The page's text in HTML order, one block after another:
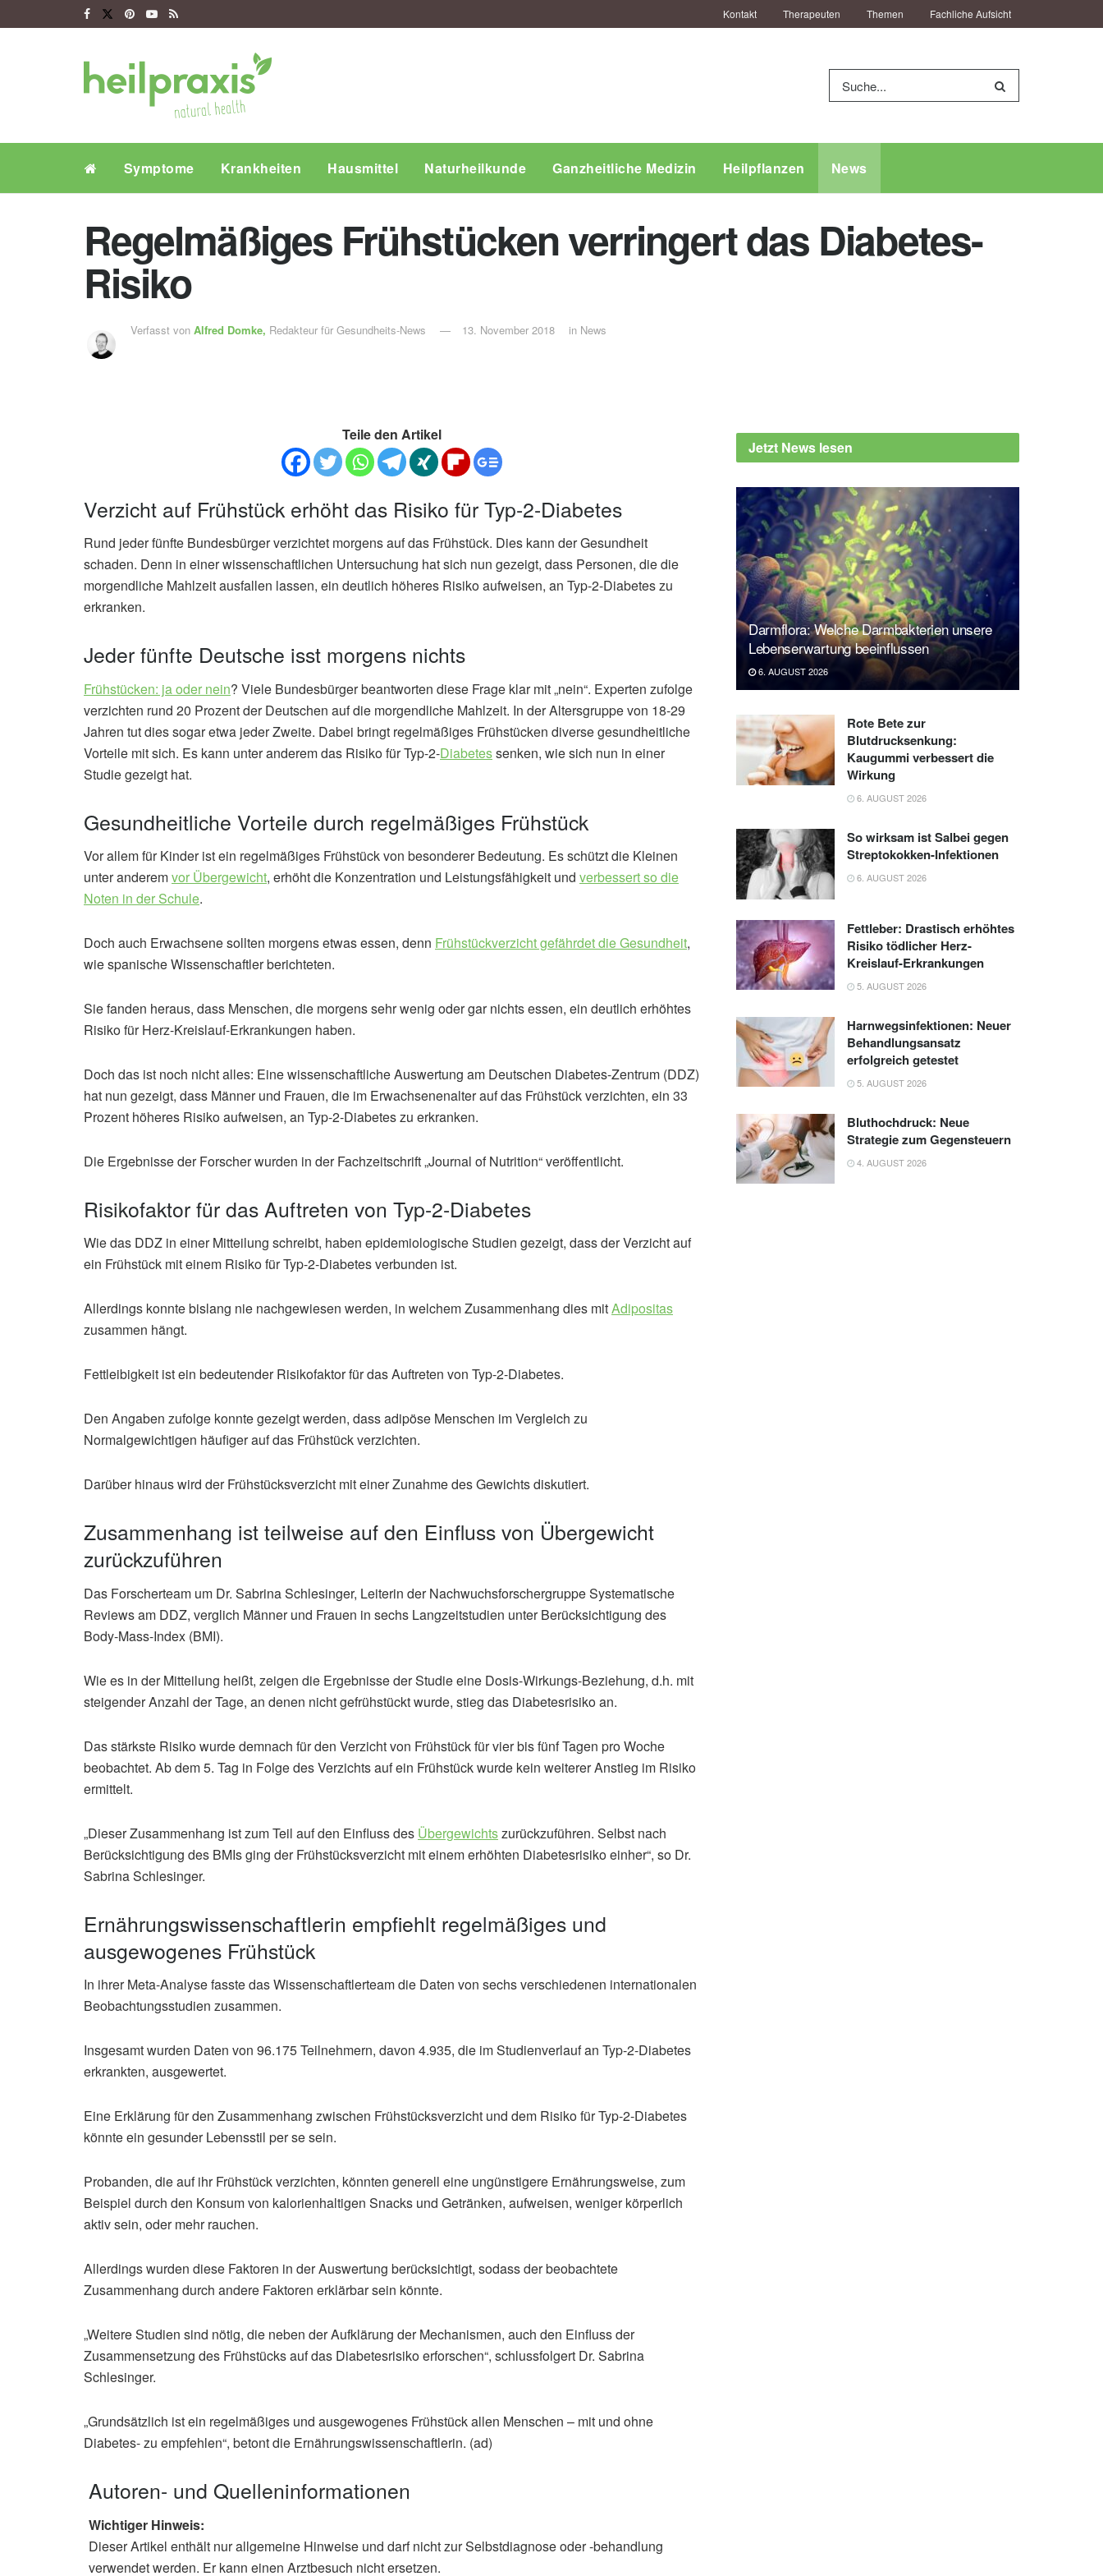
Kontakt Therapeuten Themen Fachliche Aufsicht
Symptome Krankheiten Hausmittel Naturheilkunde Ganzheitliche Medizin Heilpflanzen News
Regelmäßiges Frühstücken verringert das Diabetes-
Risiko
Verfasst von Alfred Domke, Redakteur für Gesundheits-News 13. November 2018 in News
Teile den Artikel
Verzicht auf Frühstück erhöht das Risiko für Typ-2-Diabetes
Rund jeder fünfte Bundesbürger verzichtet morgens auf das Frühstück. Dies kann der Gesundheit
schaden. Denn in einer wissenschaftlichen Untersuchung hat sich nun gezeigt, dass Personen, die die
morgendliche Mahlzeit ausfallen lassen, ein deutlich höheres Risiko aufweisen, an Typ-2-Diabetes zu
erkranken.
Jeder fünfte Deutsche isst morgens nichts
Frühstücken: ja oder nein? Viele Bundesbürger beantworten diese Frage klar mit „nein“. Experten zufolge
verzichten rund 20 Prozent der Deutschen auf die morgendliche Mahlzeit. In der Altersgruppe von 18-29
Jahren tut dies sogar etwa jeder Zweite. Dabei bringt regelmäßiges Frühstücken diverse gesundheitliche
Vorteile mit sich. Es kann unter anderem das Risiko für Typ-2-Diabetessenken, wie sich nun in einer
Studie gezeigt hat.
Gesundheitliche Vorteile durch regelmäßiges Frühstück
Vor allem für Kinder ist ein regelmäßiges Frühstück von besonderer Bedeutung. Es schützt die Kleinen
unter anderemvor Übergewicht, erhöht die Konzentration und Leistungsfähigkeit und verbessert so die
Noten in der Schule.
Doch auch Erwachsene sollten morgens etwas essen, denn Frühstückverzicht gefährdet die Gesundheit,
wie spanische Wissenschaftler berichteten.
Sie fanden heraus, dass Menschen, die morgens sehr wenig oder gar nichts essen, ein deutlich erhöhtes
Risiko für Herz-Kreislauf-Erkrankungen haben.
Doch das ist noch nicht alles: Eine wissenschaftliche Auswertung am Deutschen Diabetes-Zentrum (DDZ)
hat nun gezeigt, dass Männer und Frauen, die im Erwachsenenalter auf das Frühstück verzichten, ein 33
Prozent höheres Risiko aufweisen, an Typ-2-Diabetes zu erkranken.
Die Ergebnisse der Forscher wurden in der Fachzeitschrift „Journal of Nutrition“ veröffentlicht.
Risikofaktor für das Auftreten von Typ-2-Diabetes
Wie das DDZ in einer Mitteilung schreibt, haben epidemiologische Studien gezeigt, dass der Verzicht auf
ein Frühstück mit einem Risiko für Typ-2-Diabetes verbunden ist.
Allerdings konnte bislang nie nachgewiesen werden, in welchem Zusammenhang dies mitAdipositas
zusammen hängt.
Fettleibigkeit ist ein bedeutender Risikofaktor für das Auftreten von Typ-2-Diabetes.
Den Angaben zufolge konnte gezeigt werden, dass adipöse Menschen im Vergleich zu
Normalgewichtigen häufiger auf das Frühstück verzichten.
Darüber hinaus wird der Frühstücksverzicht mit einer Zunahme des Gewichts diskutiert.
Zusammenhang ist teilweise auf den Einfluss von Übergewicht
zurückzuführen
Das Forscherteam um Dr. Sabrina Schlesinger, Leiterin der Nachwuchsforschergruppe Systematische
Reviews am DDZ, verglich Männer und Frauen in sechs Langzeitstudien unter Berücksichtigung des
Body-Mass-Index (BMI).
Wie es in der Mitteilung heißt, zeigen die Ergebnisse der Studie eine Dosis-Wirkungs-Beziehung, d.h. mit
steigender Anzahl der Tage, an denen nicht gefrühstückt wurde, stieg das Diabetesrisiko an.
Das stärkste Risiko wurde demnach für den Verzicht von Frühstück für vier bis fünf Tagen pro Woche
beobachtet. Ab dem 5. Tag in Folge des Verzichts auf ein Frühstück wurde kein weiterer Anstieg im Risiko
ermittelt.
„Dieser Zusammenhang ist zum Teil auf den Einfluss des Übergewichtszurückzuführen. Selbst nach
Berücksichtigung des BMIs ging der Frühstücksverzicht mit einem erhöhten Diabetesrisiko einher“, so Dr.
Sabrina Schlesinger.
Ernährungswissenschaftlerin empfiehlt regelmäßiges und
ausgewogenes Frühstück
In ihrer Meta-Analyse fasste das Wissenschaftlerteam die Daten von sechs verschiedenen internationalen
Beobachtungsstudien zusammen.
Insgesamt wurden Daten von 96.175 Teilnehmern, davon 4.935, die im Studienverlauf an Typ-2-Diabetes
erkrankten, ausgewertet.
Eine Erklärung für den Zusammenhang zwischen Frühstücksverzicht und dem Risiko für Typ-2-Diabetes
könnte ein gesunder Lebensstil per se sein.
Probanden, die auf ihr Frühstück verzichten, könnten generell eine ungünstigere Ernährungsweise, zum
Beispiel durch den Konsum von kalorienhaltigen Snacks und Getränken, aufweisen, weniger körperlich
aktiv sein, oder mehr rauchen.
Allerdings wurden diese Faktoren in der Auswertung berücksichtigt, sodass der beobachtete
Zusammenhang durch andere Faktoren erklärbar sein könnte.
„Weitere Studien sind nötig, die neben der Aufklärung der Mechanismen, auch den Einfluss der
Zusammensetzung des Frühstücks auf das Diabetesrisiko erforschen“, schlussfolgert Dr. Sabrina
Schlesinger.
„Grundsätzlich ist ein regelmäßiges und ausgewogenes Frühstück allen Menschen – mit und ohne
Diabetes- zu empfehlen“, betont die Ernährungswissenschaftlerin. (ad)
Autoren- und Quelleninformationen
Wichtiger Hinweis:
Dieser Artikel enthält nur allgemeine Hinweise und darf nicht zur Selbstdiagnose oder -behandlung
verwendet werden. Er kann einen Arztbesuch nicht ersetzen.
Jetzt News lesen
Darmflora: Welche Darmbakterien unsere
Lebenserwartung beeinflussen
6. AUGUST 2026
Rote Bete zur
Blutdrucksenkung:
Kaugummi verbessert die
Wirkung
6. AUGUST 2026
So wirksam ist Salbei gegen
Streptokokken-Infektionen
6. AUGUST 2026
Fettleber: Drastisch erhöhtes
Risiko tödlicher Herz-
Kreislauf-Erkrankungen
5. AUGUST 2026
Harnwegsinfektionen: Neuer
Behandlungsansatz
erfolgreich getestet
5. AUGUST 2026
Bluthochdruck: Neue
Strategie zum Gegensteuern
4. AUGUST 2026